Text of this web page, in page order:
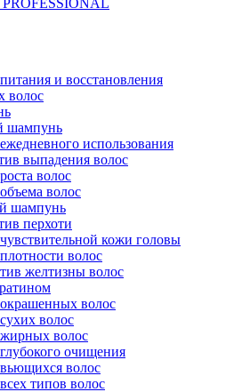
и восстановления
волос
шампунь
использования
выпадения волос
волос
волос
шампунь
перхоти
кожи головы
волос
желтизны волос
волос
волос
волос
очищения
волос
типов волос